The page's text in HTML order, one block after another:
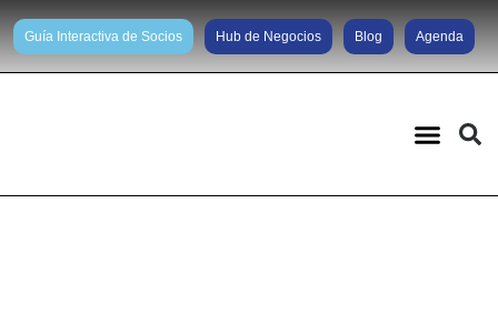
Guía Interactiva de Socios Hub de Negocios Blog Agenda